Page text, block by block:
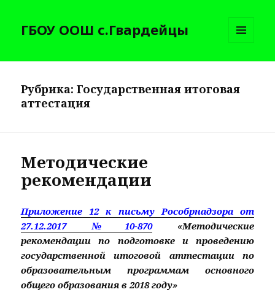
ГБОУ ООШ с.Гвардейцы
И
Рубрика:Государственная итоговая
аттестация
Методические
рекомендации
Приложение 12 к письму Рособрнадзора от
27.12.2017 №10-870«Методические
рекомендации по подготовке и проведению
государственной итоговой аттестации по
образовательным программам основного
общего образования в 2018 году»